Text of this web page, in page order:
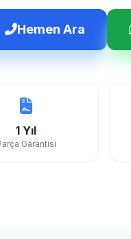
Hemen Ara
1 Yıl
Garantisi